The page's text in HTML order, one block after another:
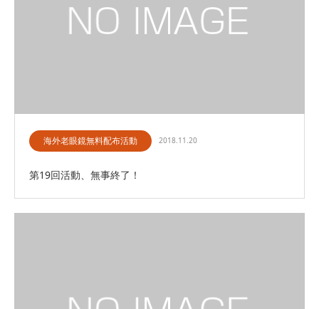
海外老眼鏡無料配布活動 2018.11.20
第19回活動、無事終了！